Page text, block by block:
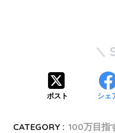
ポスト シェ
CATEGORY : 100万目指